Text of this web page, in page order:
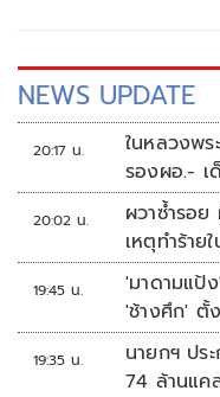
NEWS UPDATE
20:17 น.
ในหลวงพร
รองผอ.- เ
20:02 น.
ผวาซ้ำรอ
เหตุทำร้ายใ
19:45 น.
'มาดามแป้
'ช้างศึก' ตั้
19:35 น.
นายกฯ ปร
74 ล้านแค